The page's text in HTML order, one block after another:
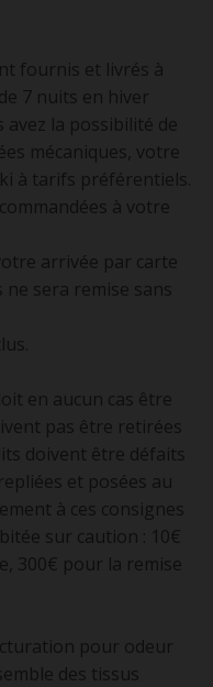
fournis et livrés à
7 nuits en hiver
la possibilité de
mécaniques, votre
à tarifs préférentiels.
à votre
arrivée par carte
ne sera remise sans
en aucun cas être
pas être retirées
doivent être défaits
et posées au
à ces consignes
sur caution : 10€
300€ pour la remise
pour odeur
des tissus